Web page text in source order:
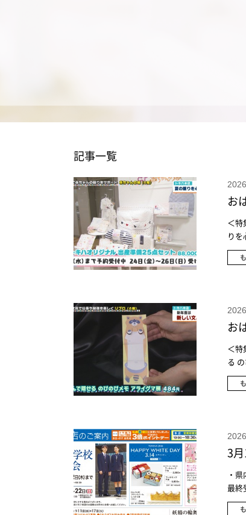
記事一覧
お
＜特
り
売場
ド
お
＜特
る
550
550
生田
＜
人
ール
3
・
最終